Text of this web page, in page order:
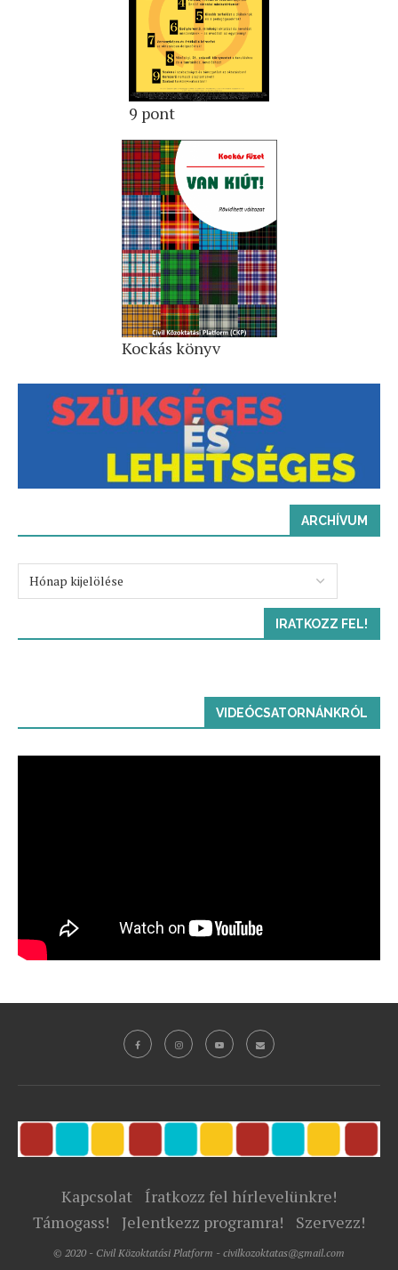
9 pont
Kockás könyv
ARCHÍVUM
IRATKOZZ FEL!
VIDEÓCSATORNÁNKRÓL
Kapcsolat Íratkozz fel hírlevelünkre!
Támogass!
Jelentkezz programra! Szervezz!
© 2020 - Civil Közoktatási Platform - civilkozoktatas@gmail.com